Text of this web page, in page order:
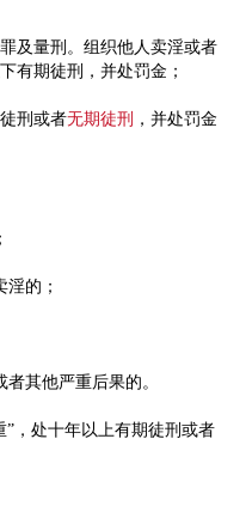
及量刑。组织他人卖淫或者
有期徒刑，并处罚金；
刑或者无期徒刑 ，并处罚金
的；
其他严重后果的。
，处十年以上有期徒刑或者